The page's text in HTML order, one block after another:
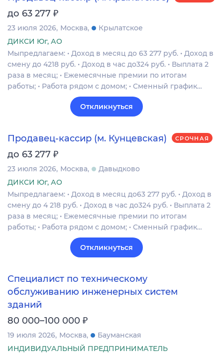
до 63 277 ₽
23 июля 2026 Москва
Крылатское
ДИКСИ Юг, АО
Мыпредлагаем: • Доход в месяц до 63 277 руб. • Доход в
смену до 4218 руб. • Доход в час до324 руб. • Выплата 2
раза в месяц; • Ежемесячные премии по итогам
работы; • Работа рядом с домом; • Сменный график…
Откликнуться
Продавец-кассир (м. Кунцевская) СРОЧНАЯ
до 63 277 ₽
23 июля 2026 Москва
Давыдково
ДИКСИ Юг, АО
Мыпредлагаем: • Доход в месяц до63 277 руб. • Доход в
смену до 4 218 руб. • Доход в час до324 руб. • Выплата 2
раза в месяц; • Ежемесячные премии по итогам
работы; • Работа рядом с домом; • Сменный график…
Откликнуться
Специалист по техническому
обслуживанию инженерных систем
зданий
80 000–100 000 ₽
19 июля 2026 Москва
Бауманская
ИНДИВИДУАЛЬНЫЙ ПРЕДПРИНИМАТЕЛЬ